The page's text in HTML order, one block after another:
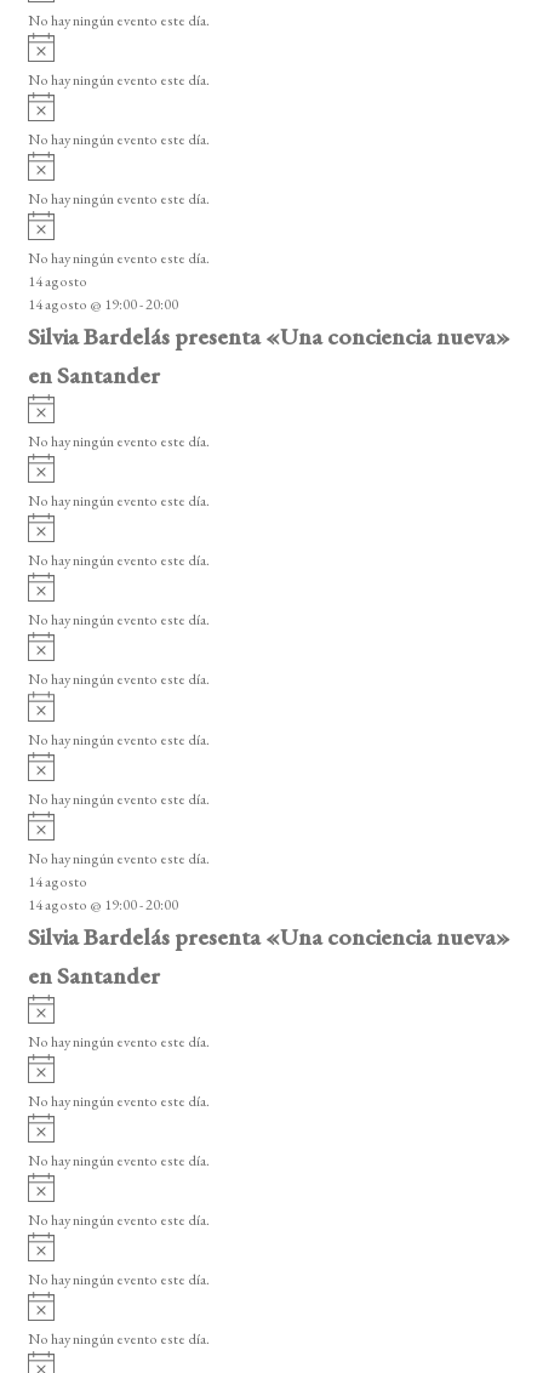
v
e
n
t
o
s
o
v
i
o
No hay ningún evento este día.
A
v
i
o
No hay ningún evento este día.
A
v
i
o
No hay ningún evento este día.
A
v
i
o
No hay ningún evento este día.
A
v
i
s
o
No hay ningún evento este día.
14 agosto
14 agosto @ 19:00-20:00
Silvia Bardelás presenta «Una conciencia nueva»
en Santander
A
v
i
o
No hay ningún evento este día.
A
v
i
o
No hay ningún evento este día.
A
v
i
o
No hay ningún evento este día.
A
v
i
o
No hay ningún evento este día.
A
v
i
o
No hay ningún evento este día.
A
v
i
o
No hay ningún evento este día.
A
v
i
o
No hay ningún evento este día.
A
v
i
s
o
No hay ningún evento este día.
14 agosto
14 agosto @ 19:00-20:00
Silvia Bardelás presenta «Una conciencia nueva»
en Santander
A
v
i
o
No hay ningún evento este día.
A
v
i
o
No hay ningún evento este día.
A
v
i
o
No hay ningún evento este día.
A
v
i
o
No hay ningún evento este día.
A
v
i
o
No hay ningún evento este día.
A
v
i
No hay ningún evento este día.
A